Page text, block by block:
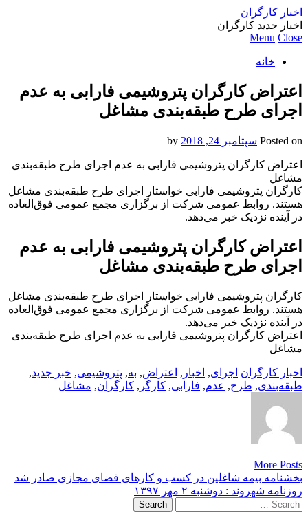
اخبار کارگران
اخبار جدید کارگران
Menu Close
خانه
اعتراض کارگران پتروشیمی فارابی به عدم
اجرای طرح طبقه‌بندی مشاغل
Posted on سپتامبر 24, 2018
اعتراض کارگران پتروشیمی فارابی به عدم اجرای طرح طبقه‌بندی
مشاغل
کارگران پتروشیمی فارابی خواستار اجرای طرح طبقه‌بندی مشاغل
هستند. روابط عمومی شرکت از برگزاری مجمع عمومی فوق‌العاده
در آینده نزدیک خبر می‌دهد.
اعتراض کارگران پتروشیمی فارابی به عدم
اجرای طرح طبقه‌بندی مشاغل
کارگران پتروشیمی فارابی خواستار اجرای طرح طبقه‌بندی مشاغل
هستند. روابط عمومی شرکت از برگزاری مجمع عمومی فوق‌العاده
در آینده نزدیک خبر می‌دهد.
اعتراض کارگران پتروشیمی فارابی به عدم اجرای طرح طبقه‌بندی
مشاغل
اخبار کارگران اجرای, اخبار , اعتراض, به, پتروشیمی, خبر جدید,
طبقه‌بندی, طرح, عدم, فارابی, کارگر , کارگران, مشاغل
More Posts
Post
navigation
بخشنامه بیمه شاغلین در کسب و کارهای فضای مجازی صادر شد
روزنامه شهروند : دوشنبه ۲ مهر ۱۳۹۷
Search
for: